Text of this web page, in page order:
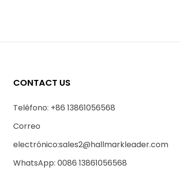
CONTACT US
Teléfono: +86 13861056568
Correo
electrónico:sales2@hallmarkleader.com
WhatsApp: 0086 13861056568